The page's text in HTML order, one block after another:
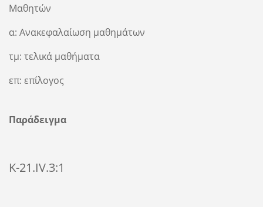
Μαθητών
α: Ανακεφαλαίωση μαθημάτων
τμ: τελικά μαθήματα
επ: επίλογος
Παράδειγμα
Κ-21.IV.3:1